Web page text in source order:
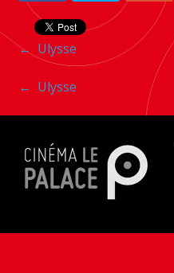
Navigation
entre
les
articles
← Ulysse
Navigation
entre
les
articles
← Ulysse